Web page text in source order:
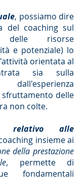
, possiamo dire
del coaching sul
delle risorse
e potenziale) lo
orientata al
sia sulla
dall'esperienza
sfruttamento delle
non colte.
alle
insieme ai
della prestazione
, permette di
fondamentali